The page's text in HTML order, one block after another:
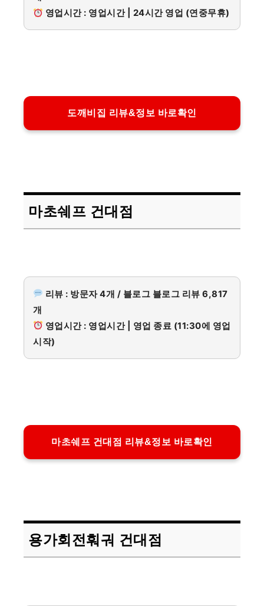
영업시간 : 영업시간 | 24시간 영업 (연중무휴)
도깨비집 리뷰&정보 바로확인
마초쉐프 건대점
리뷰 : 방문자 4개 / 블로그 블로그 리뷰 6,817
개
영업시간 : 영업시간 | 영업 종료 (11:30에 영업
시작)
마초쉐프 건대점 리뷰&정보 바로확인
용가회전훠궈 건대점